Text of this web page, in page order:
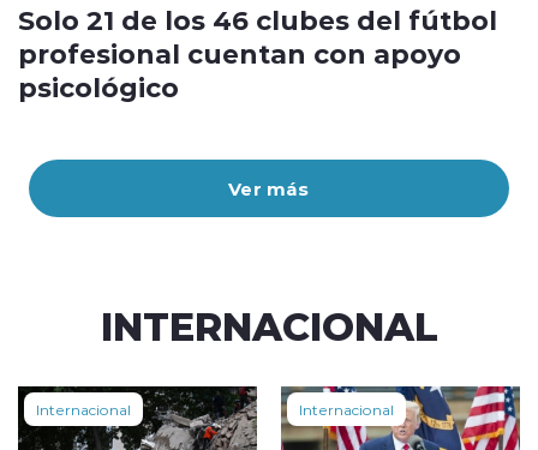
Ver más
Solo 21 de los 46 clubes del fútbol
profesional cuentan con apoyo
psicológico
INTERNACIONAL
Internacional Internacional